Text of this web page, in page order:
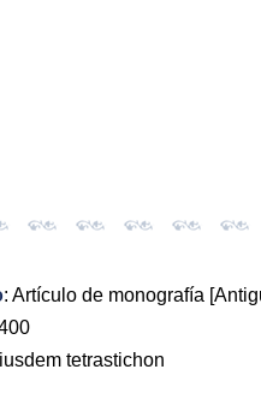
: Artículo de monografía
tetrastichon